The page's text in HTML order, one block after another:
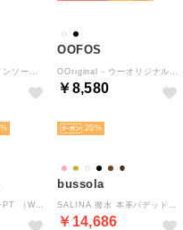
OOFOS
￥8,580
20
スリットミリタリーPT （WHT3）
bussola
SALINA 撥水 本革パデッドスライドサンダル （Black）
￥14,686